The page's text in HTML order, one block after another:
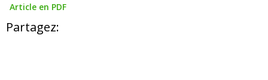
Article en PDF
Partagez: